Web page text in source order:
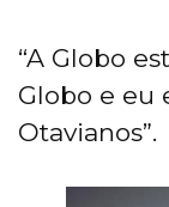
“A Globo
Globo e eu
Otavianos”.